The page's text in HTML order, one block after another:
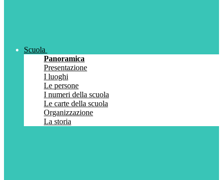
Scuola
Panoramica
Presentazione
I luoghi
Le persone
I numeri della scuola
Le carte della scuola
Organizzazione
La storia